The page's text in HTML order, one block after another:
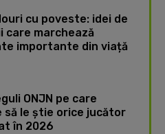
cu poveste: idei de
care marchează
importante din viață
ONJN pe care
să le știe orice jucător
în 2026